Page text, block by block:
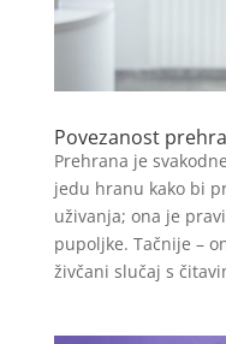
Povezanost
Prehrana je
jedu hranu kako bi
uživanja; ona je
pupoljke. Tačnije –
živčani slučaj s